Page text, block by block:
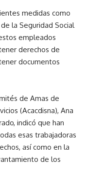
medidas como
la Seguridad Social
empleados
derechos de
documentos
de Amas de
(Acacdisna), Ana
indicó que han
esas trabajadoras
así como en la
de los